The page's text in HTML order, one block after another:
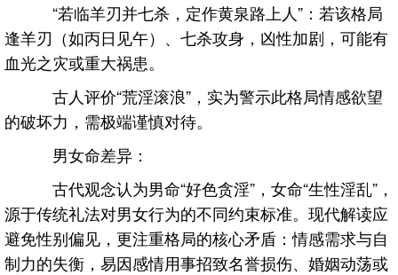
“若临羊刃并七杀，定作黄泉路上人”：若该格局
逢羊刃（如丙日见午）、七杀攻身，凶性加剧，可能有
血光之灾或重大祸患。
古人评价“荒淫滚浪”，实为警示此格局情感欲望
的破坏力，需极端谨慎对待。
男女命差异：
古代观念认为男命“好色贪淫”，女命“生性淫乱”，
源于传统礼法对男女行为的不同约束标准。现代解读应
避免性别偏见，更注重格局的核心矛盾：情感需求与自
制力的失衡，易因感情用事招致名誉损伤、婚姻动荡或